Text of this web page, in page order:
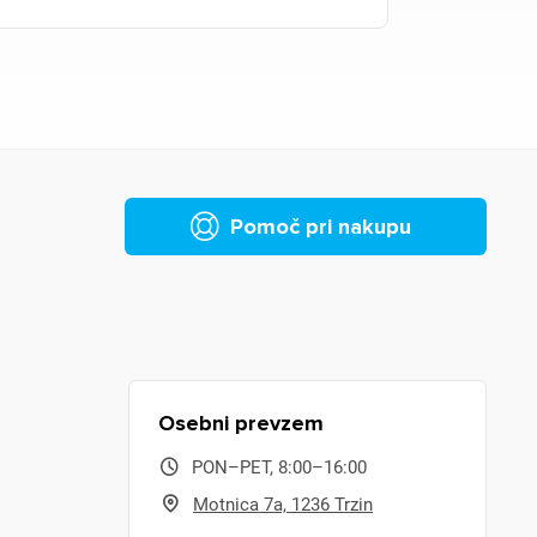
Pomoč pri nakupu
Osebni prevzem
PON–PET, 8:00–16:00
Motnica 7a, 1236 Trzin